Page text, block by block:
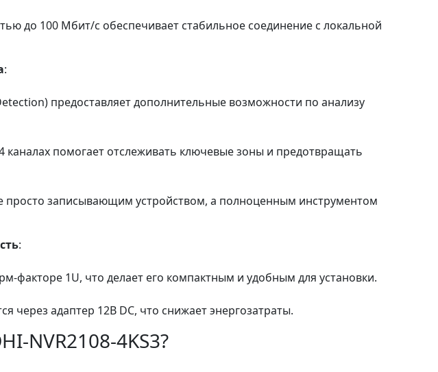
до 100 Мбит/с обеспечивает стабильное соединение с локальной
:
предоставляет дополнительные возможности по анализу
помогает отслеживать ключевые зоны и предотвращать
просто записывающим устройством, а полноценным инструментом
:
факторе 1U, что делает его компактным и удобным для установки.
через адаптер 12В DC, что снижает энергозатраты.
NVR2108-4KS3?